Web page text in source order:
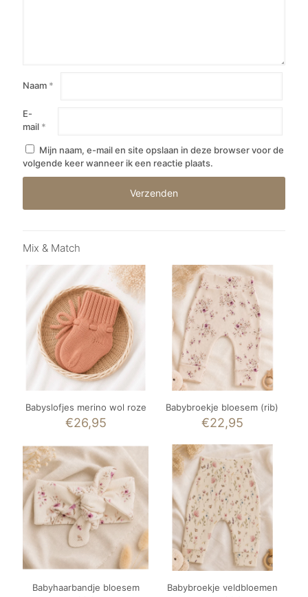
Naam *
E-
mail *
Mijn naam, e-mail en site opslaan in deze browser voor de
volgende keer wanneer ik een reactie plaats.
Mix & Match
Babyslofjes merino wol roze
€26,95
Babybroekje bloesem (rib)
€22,95
Babyhaarbandje bloesem
Babybroekje veldbloemen